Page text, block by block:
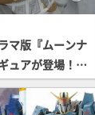
マ版『ムーンナ
ュアが登場！全
を忠実に造形！